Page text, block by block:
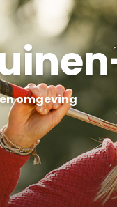
omgeving